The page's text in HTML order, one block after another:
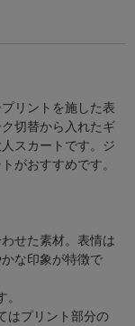
リントを施した表
切替から入れたギ
スカートです。ジ
がおすすめです。
せた素材。表情は
な印象が特徴で
はプリント部分の